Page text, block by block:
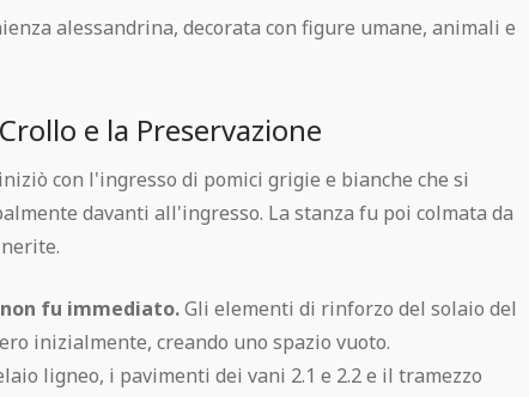
alessandrina, decorata con figure umane, animali e
e la Preservazione
con l'ingresso di pomici grigie e bianche che si
davanti all'ingresso. La stanza fu poi colmata da
fu immediato.Gli elementi di rinforzo del solaio del
inizialmente, creando uno spazio vuoto.
ligneo, i pavimenti dei vani 2.1 e 2.2 e il tramezzo